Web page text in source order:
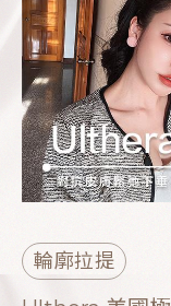
輪廓拉提